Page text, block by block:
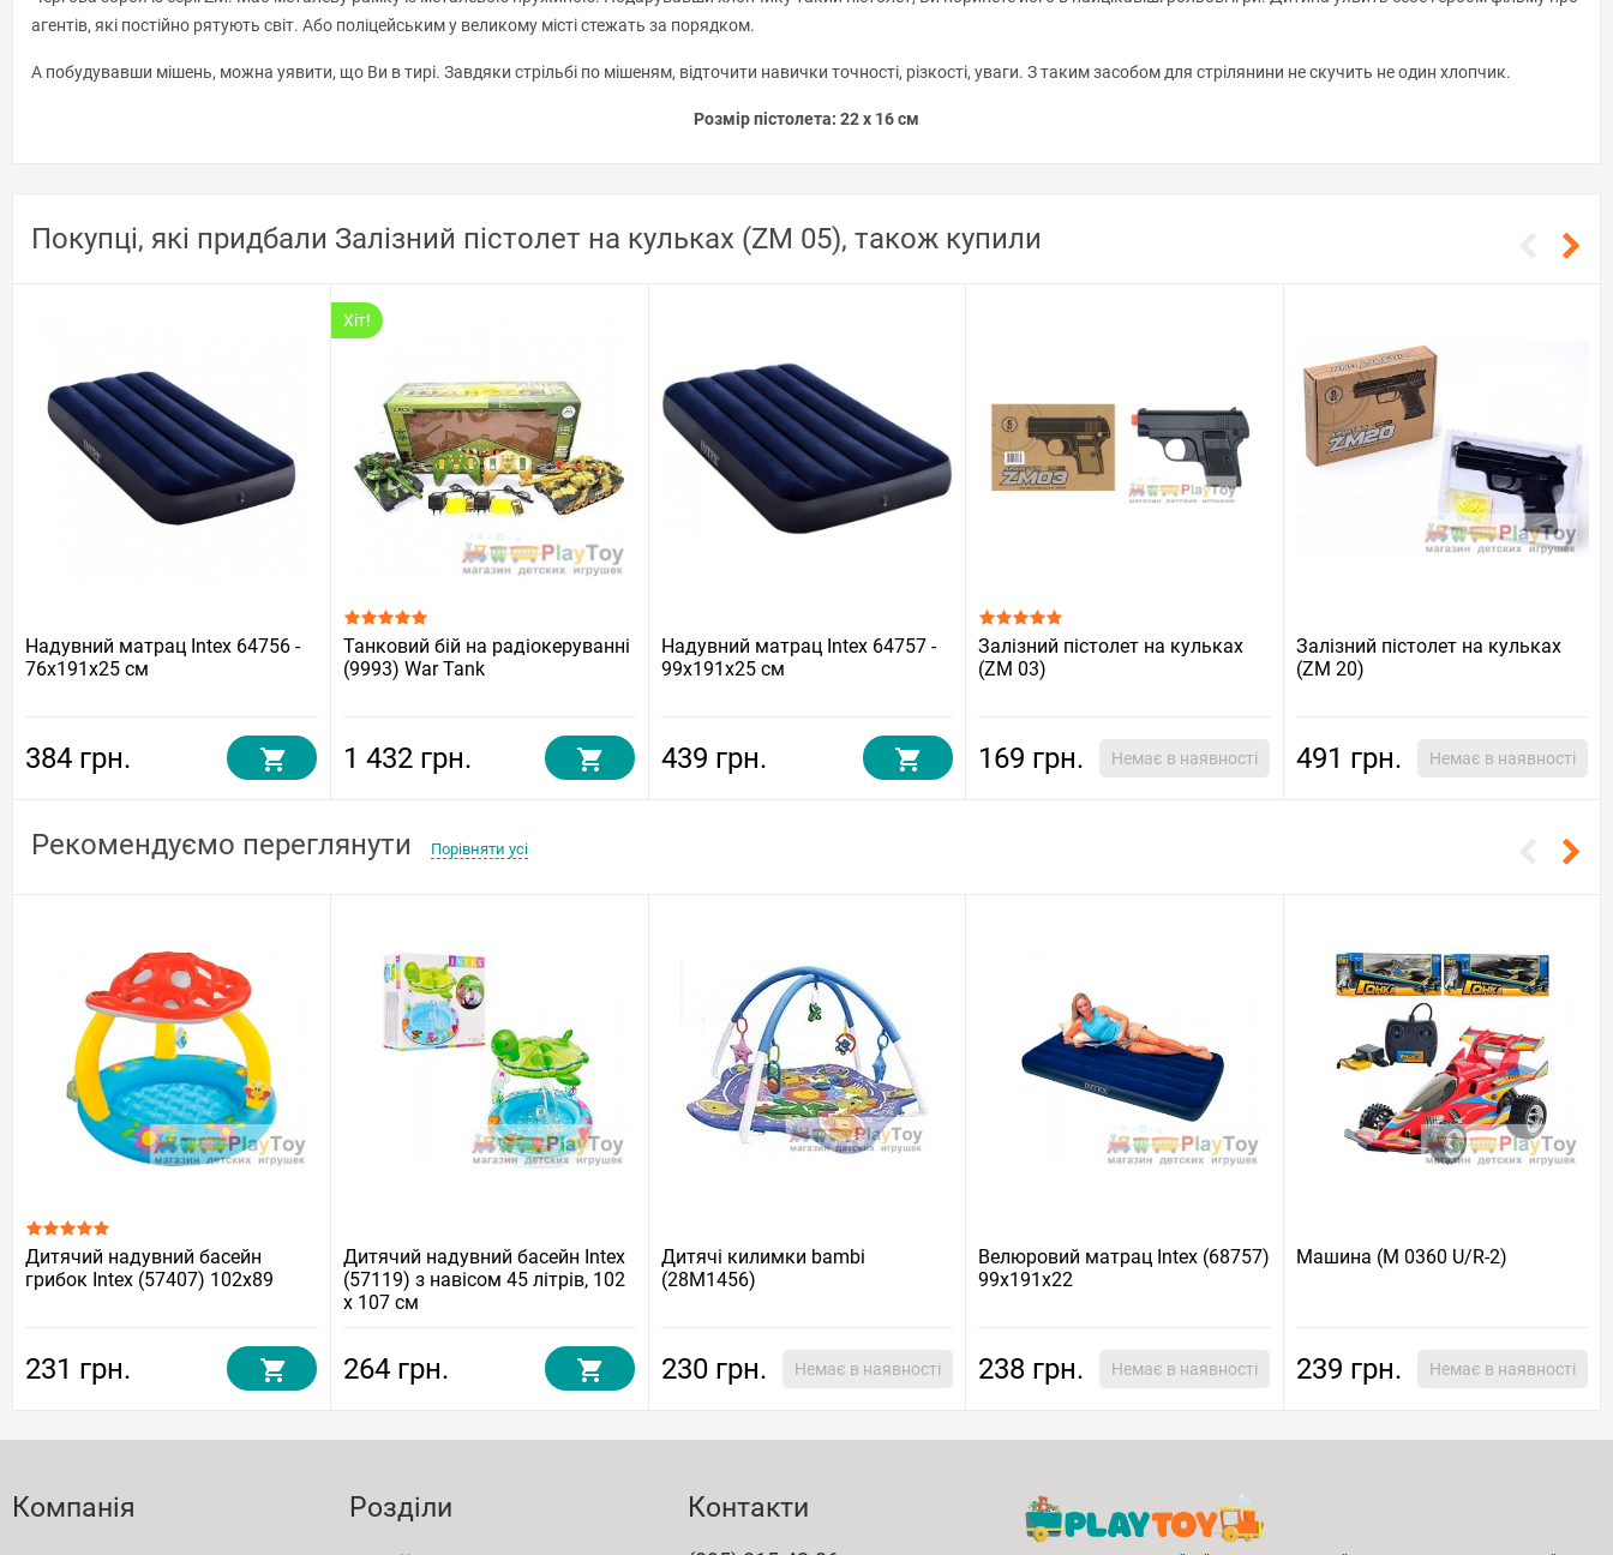
агентів, які постійно рятують світ. Або поліцейським у великому місті стежать за порядком.
А побудувавши мішень, можна уявити, що Ви в тирі. Завдяки стрільбі по мішеням, відточити навички точності, різкості, уваги. З таким засобом для стрілянини не скучить не один хлопчик.
Розмір пістолета: 22 x 16 см
Покупці, які придбали Залізний пістолет на кульках (ZM 05), також купили
Надувний матрац Intex 64756 -
76х191х25 см
384 грн.
Хіт!
Танковий бій на радіокеруванні
(9993) War Tank
1 432 грн.
Надувний матрац Intex 64757 -
99х191х25 см
439 грн.
Залізний пістолет на кульках
(ZM 03)
169 грн. Немає в наявності
Залізний пістолет на кульках
(ZM 20)
491 грн. Немає в наявності
Рекомендуємо переглянути Порівняти усі
Дитячий надувний басейн
грибок Intex (57407) 102x89
231 грн.
Дитячий надувний басейн Intex
(57119) з навісом 45 літрів, 102
x 107 см
264 грн.
Дитячі килимки bambi
(28M1456)
230 грн. Немає в наявності
Велюровий матрац Intex (68757)
99x191x22
238 грн. Немає в наявності
Машина (M 0360 U/R-2)
239 грн. Немає в наявності
Компанія Розділи Контакти